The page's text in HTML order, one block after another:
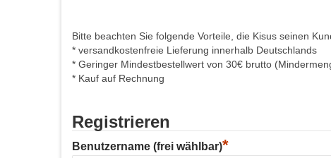
Bitte beachten Sie folgende Vorteile, die Kisus seinen
* versandkostenfreie Lieferung innerhalb Deutschlands
* Geringer Mindestbestellwert von 30€ brutto
* Kauf auf Rechnung
Registrieren
Benutzername (frei wählbar)*